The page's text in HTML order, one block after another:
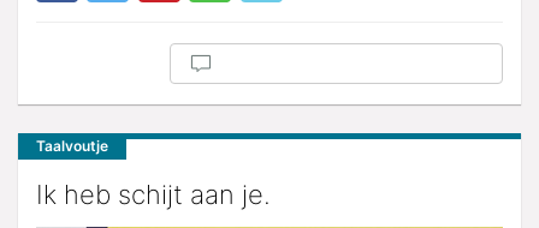
Taalvoutje
Ik heb schijt aan je.